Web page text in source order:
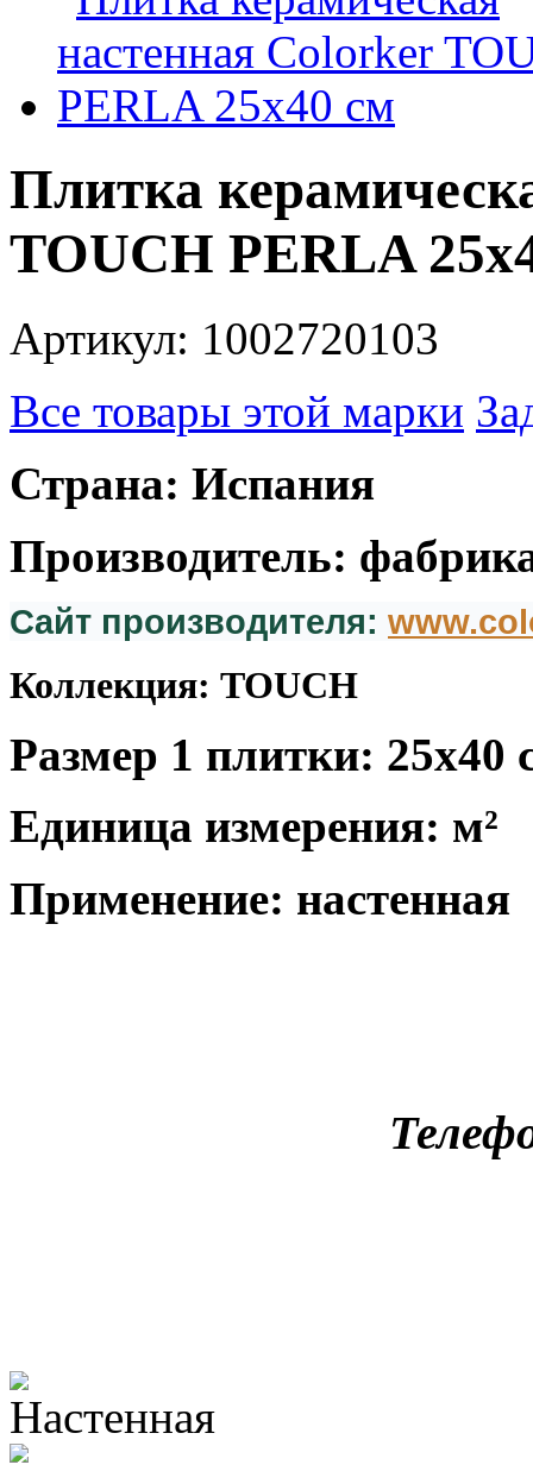
Плитка
TOUCH PERLA
Артикул: 1002720103
Все товары этой марки
Страна: Испания
Производитель:
Сайт производителя:
Коллекция: TOUCH
Размер 1 плитки: 25x40
Единица измерения: м²
Применение: настенная